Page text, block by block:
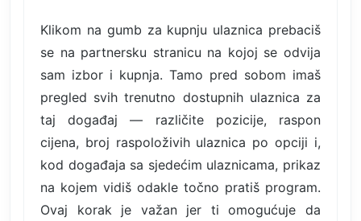
Klikom na gumb za kupnju ulaznica prebaciš
se na partnersku stranicu na kojoj se odvija
sam izbor i kupnja. Tamo pred sobom imaš
pregled svih trenutno dostupnih ulaznica za
taj događaj — različite pozicije, raspon
cijena, broj raspoloživih ulaznica po opciji i,
kod događaja sa sjedećim ulaznicama, prikaz
na kojem vidiš odakle točno pratiš program.
Ovaj korak je važan jer ti omogućuje da